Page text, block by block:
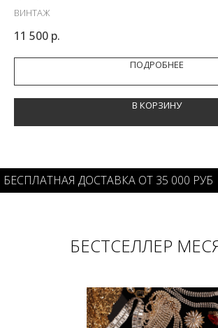
ВИНТАЖ
11 500 р.
ПОДРОБНЕЕ
В КОРЗИНУ
ДОСТАВКА ОТ 35 000 РУБ
БЕСТСЕЛЛЕР